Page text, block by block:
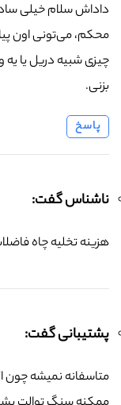
داداش سلام خیلی
محکم، می‌تونی اون
چیزی شبیه دریل یا
بزنی.
پاسخ
ناشناس گفت:
هزینه تخلیه چاه
پشتیبانی گفت:
متاسفانه نمیشه چون